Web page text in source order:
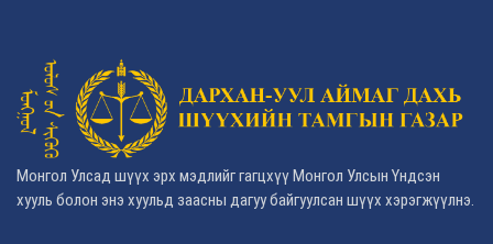
Монгол Улсад шүүх эрх мэдлийг гагцхүү Монгол Улсын Үндсэн
хууль болон энэ хуульд заасны дагуу байгуулсан шүүх хэрэгжүүлнэ.